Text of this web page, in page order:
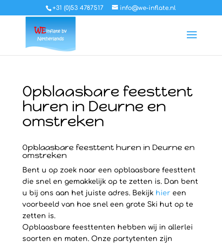
+31 (0)53 4787517 info@we-inflate.nl
Opblaasbare feesttent
huren in Deurne en
omstreken
Opblaasbare feesttent huren in Deurne en
omstreken
Bent u op zoek naar een opblaasbare feesttent
die snel en gemakkelijk op te zetten is. Dan bent
u bij ons aan het juiste adres. Bekijk hier een
voorbeeld van hoe snel een grote Ski hut op te
zetten is.
Opblaasbare feesttenten hebben wij in allerlei
soorten en maten. Onze partytenten zijn